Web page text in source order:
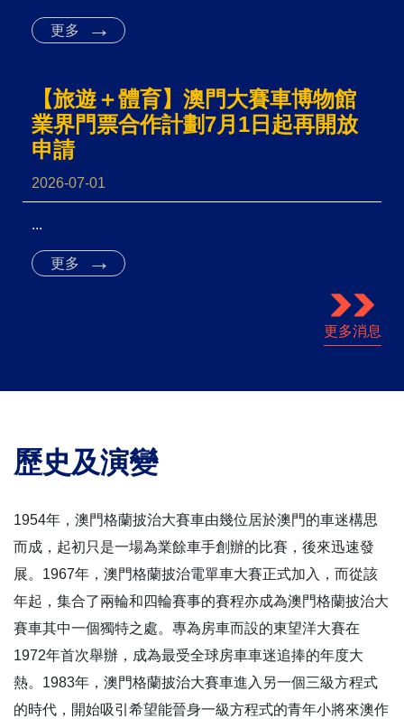
更多
【旅遊＋體育】澳門大賽車博物館
業界門票合作計劃7月1日起再開放
申請
2026-07-01
...
更多
更多消息
歷史及演變
1954年，澳門格蘭披治大賽車由幾位居於澳門的車迷構思
而成，起初只是一場為業餘車手創辦的比賽，後來迅速發
展。1967年，澳門格蘭披治電單車大賽正式加入，而從該
年起，集合了兩輪和四輪賽事的賽程亦成為澳門格蘭披治大
賽車其中一個獨特之處。專為房車而設的東望洋大賽在
1972年首次舉辦，成為最受全球房車車迷追捧的年度大
熱。1983年，澳門格蘭披治大賽車進入另一個三級方程式
的時代，開始吸引希望能晉身一級方程式的青年小將來澳作